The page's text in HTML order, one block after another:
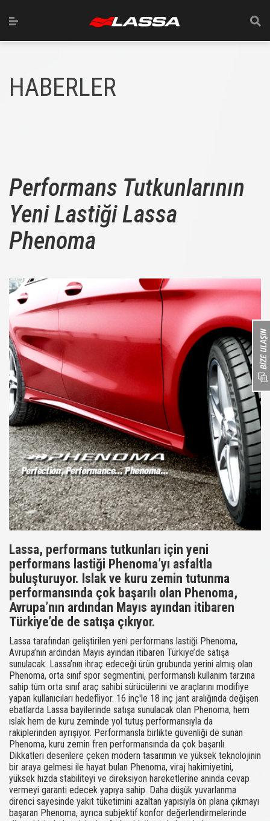
HABERLER
Performans Tutkunlarının
Yeni Lastiği Lassa
Phenoma
Lassa, performans tutkunları için yeni
performans lastiği Phenoma’yı asfaltla
buluşturuyor. Islak ve kuru zemin tutunma
performansında çok başarılı olan Phenoma,
Avrupa’nın ardından Mayıs ayından itibaren
Türkiye’de de satışa çıkıyor.
Lassa tarafından geliştirilen yeni performans lastiği Phenoma,
Avrupa’nın ardından Mayıs ayından itibaren Türkiye’de satışa
sunulacak. Lassa’nın ihraç edeceği ürün grubunda yerini almış olan
Phenoma, orta sınıf spor segmentini, performanslı kullanım tarzına
sahip tüm orta sınıf araç sahibi sürücülerini ve araçlarını modifiye
yapan kullanıcıları hedefliyor. 16 inç'le 18 inç jant aralığında değişen
ebatlarda Lassa bayilerinde satışa sunulacak olan Phenoma, hem
ıslak hem de kuru zeminde yol tutuş performansıyla da
rakiplerinden ayrışıyor. Performansla birlikte güvenliği de sunan
Phenoma, kuru zemin fren performansında da çok başarılı.
Dikkatleri desenlere çeken modern tasarımın ve yüksek teknolojinin
bir araya gelmesi ile hayat bulan Phenoma, viraj hakimiyetini,
yüksek hızda stabiliteyi ve direksiyon hareketlerine anında cevap
vermeyi garanti edecek yapıya sahip. Daha düşük yuvarlanma
direnci sayesinde yakıt tüketimini azaltan yapısıyla ön plana çıkmayı
başaran Phenoma, ayrıca subjektif konfor değerlendirmelerinde